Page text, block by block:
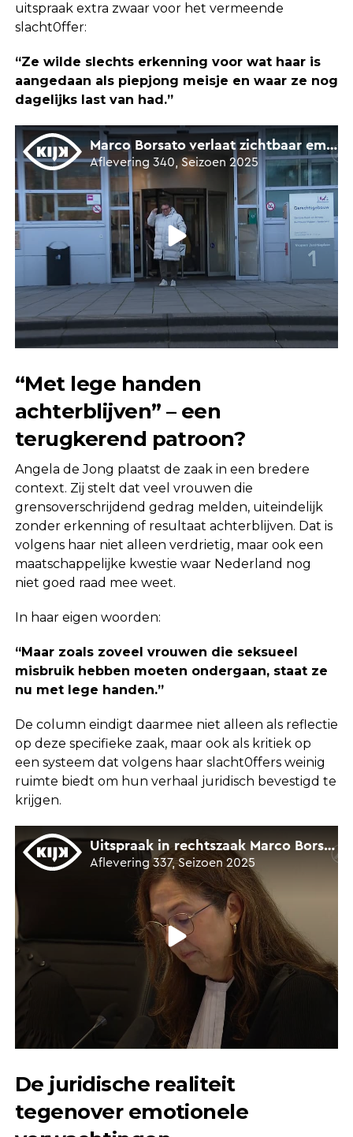
uitspraak extra zwaar voor het vermeende
slacht0ffer:
“Ze wilde slechts erkenning voor wat haar is
aangedaan als piepjong meisje en waar ze nog
dagelijks last van had.”
“Met lege handen
achterblijven” – een
terugkerend patroon?
Angela de Jong plaatst de zaak in een bredere
context. Zij stelt dat veel vrouwen die
grensoverschrijdend gedrag melden, uiteindelijk
zonder erkenning of resultaat achterblijven. Dat is
volgens haar niet alleen verdrietig, maar ook een
maatschappelijke kwestie waar Nederland nog
niet goed raad mee weet.
In haar eigen woorden:
“Maar zoals zoveel vrouwen die seksueel
misbruik hebben moeten ondergaan, staat ze
nu met lege handen.”
De column eindigt daarmee niet alleen als reflectie
op deze specifieke zaak, maar ook als kritiek op
een systeem dat volgens haar slacht0ffers weinig
ruimte biedt om hun verhaal juridisch bevestigd te
krijgen.
De juridische realiteit
tegenover emotionele